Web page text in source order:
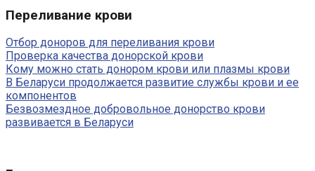
Переливание крови
Отбор доноров для переливания крови
Проверка качества донорской крови
Кому можно стать донором крови или плазмы крови
В Беларуси продолжается развитие службы крови и ее
компонентов
Безвозмездное добровольное донорство крови
развивается в Беларуси